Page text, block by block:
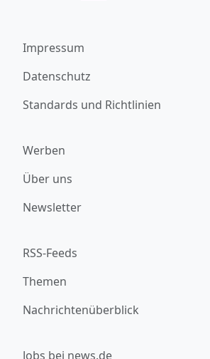
Impressum
Datenschutz
Standards und Richtlinien
Werben
Über uns
Newsletter
RSS-Feeds
Themen
Nachrichtenüberblick
Jobs bei news.de